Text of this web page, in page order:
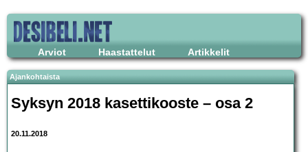
Arviot Haastattelut Artikkelit
Ajankohtaista
Syksyn 2018 kasettikooste – osa 2
20.11.2018